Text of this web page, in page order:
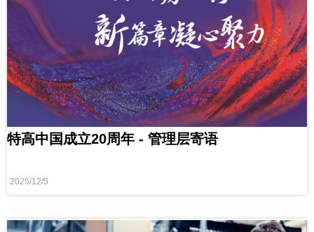
特高中国成立20周年 - 管理层寄语
2025/12/5